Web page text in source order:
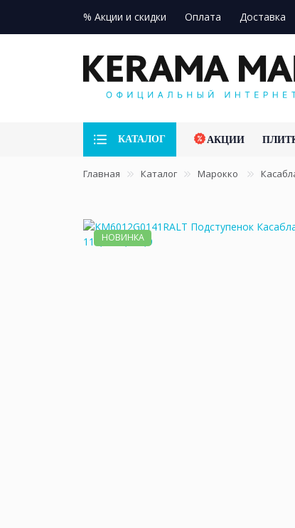
% Акции и скидки Оплата Доставка
КАТАЛОГ АКЦИИ
Главная Каталог Марокко
НОВИНКА